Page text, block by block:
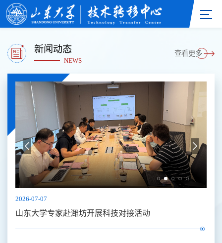
新闻动态
NEWS
查看更多
2026-07-07
山东大学专家赴潍坊开展科技对接活动